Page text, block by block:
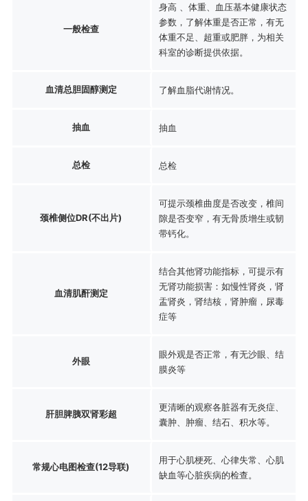
一般检查
身高 、体重、血压基本健康状态
参数，了解体重是否正常，有无
体重不足、超重或肥胖，为相关
科室的诊断提供依据。
血清总胆固醇测定 了解血脂代谢情况。
抽血 抽血
总检 总检
颈椎侧位DR(不出片)
可提示颈椎曲度是否改变，椎间
隙是否变窄，有无骨质增生或韧
带钙化。
血清肌酐测定
结合其他肾功能指标，可提示有
无肾功能损害：如慢性肾炎，肾
盂肾炎，肾结核，肾肿瘤，尿毒
症等
外眼
眼外观是否正常，有无沙眼、结
膜炎等
肝胆脾胰双肾彩超
更清晰的观察各脏器有无炎症、
囊肿、肿瘤、结石、积水等。
常规心电图检查(12导联)
用于心肌梗死、心律失常、心肌
缺血等心脏疾病的检查。